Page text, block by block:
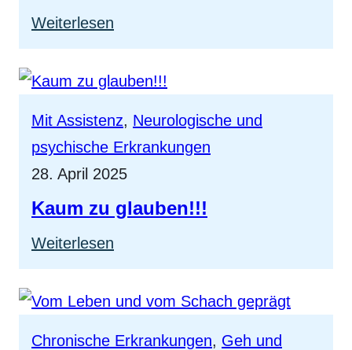
Weiterlesen
Die
Leitung
Behindertenturnieren
Mit Assistenz, Neurologische und
psychische Erkrankungen
28. April 2025
Kaum zu glauben!!!
Weiterlesen
Kaum
zu
Chronische Erkrankungen, Geh und